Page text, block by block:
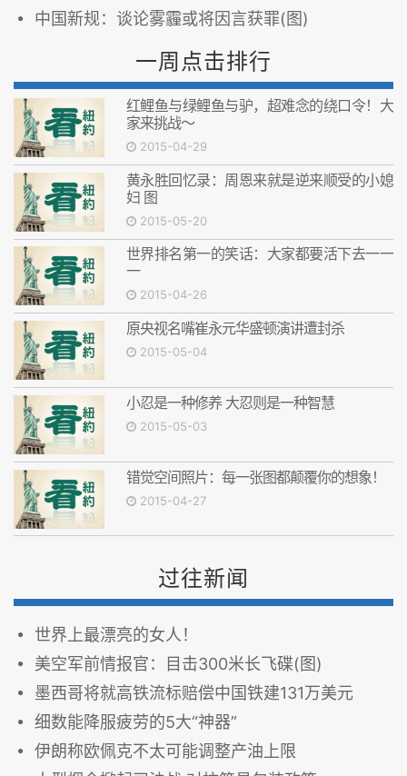
中国新规：谈论雾霾或将因言获罪(图)
一周点击排行
红鲤鱼与绿鲤鱼与驴，超难念的绕口令！大
家来挑战～
2015-04-29
黄永胜回忆录：周恩来就是逆来顺受的小媳
妇 图
2015-05-20
世界排名第一的笑话：大家都要活下去一一
一
2015-04-26
原央视名嘴崔永元华盛顿演讲遭封杀
2015-05-04
小忍是一种修养 大忍则是一种智慧
2015-05-03
错觉空间照片：每一张图都颠覆你的想象！
2015-04-27
过往新闻
世界上最漂亮的女人！
美空军前情报官：目击300米长飞碟(图)
墨西哥将就高铁流标赔偿中国铁建131万美元
细数能降服疲劳的5大“神器”
伊朗称欧佩克不太可能调整产油上限